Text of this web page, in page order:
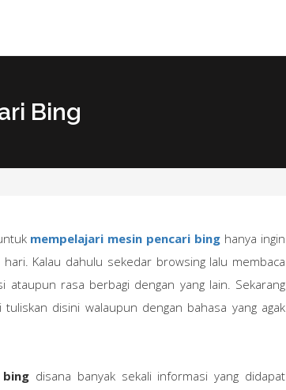
Bing
mempelajari mesin pencari bing hanya ingin
Kalau dahulu sekedar browsing lalu membaca
rasa berbagi dengan yang lain. Sekarang
disini walaupun dengan bahasa yang agak
disana banyak sekali informasi yang didapat